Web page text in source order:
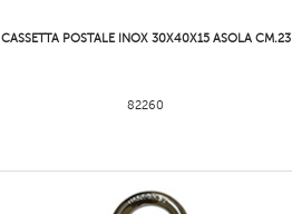
CASSETTA POSTALE INOX 30X40X15 ASOLA CM.23
82260